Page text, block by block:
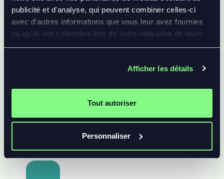
publicité et d'analyse, qui peuvent combiner celles-ci
avec d'autres informations que vous leur avez fournies
ou qu'ils ont collectées lors de votre utilisation de leurs
services.
Afficher les détails
Tout autoriser
Personnaliser